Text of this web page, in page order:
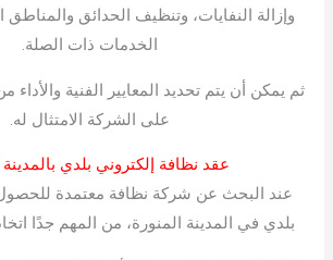
وإزالة النفايات، وتنظيف الحدائق والمناطق
الخدمات ذات الصلة.
ثم يمكن أن يتم تحديد المعايير الفنية والأداء
على الشركة الامتثال له.
عقد نظافة إلكتروني بلدي بالمدينة
عند البحث عن شركة نظافة معتمدة
بلدي في المدينة المنورة، من المهم جدًا